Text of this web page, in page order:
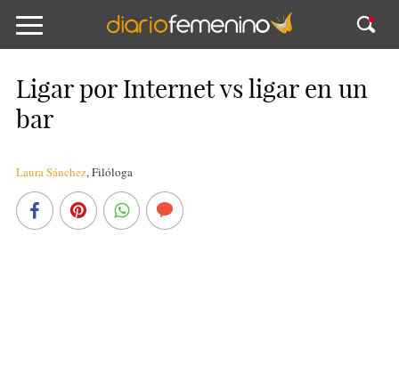
Ligar por Internet vs ligar en un
bar
Laura Sánchez,Filóloga